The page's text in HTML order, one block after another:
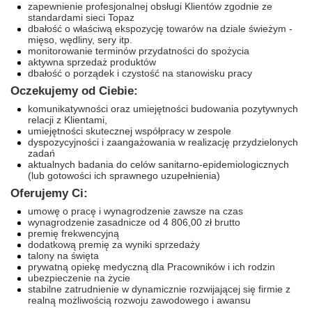
zapewnienie profesjonalnej obsługi Klientów zgodnie ze
standardami sieci Topaz
dbałość o właściwą ekspozycję towarów na dziale świeżym -
mięso, wędliny, sery itp.
monitorowanie terminów przydatności do spożycia
aktywna sprzedaż produktów
dbałość o porządek i czystość na stanowisku pracy
Oczekujemy od Ciebie:
komunikatywności oraz umiejętności budowania pozytywnych
relacji z Klientami,
umiejętności skutecznej współpracy w zespole
dyspozycyjności i zaangażowania w realizację przydzielonych
zadań
aktualnych badania do celów sanitarno-epidemiologicznych
(lub gotowości ich sprawnego uzupełnienia)
Oferujemy Ci:
umowę o pracę i wynagrodzenie zawsze na czas
wynagrodzenie zasadnicze od 4 806,00 zł brutto
premię frekwencyjną
dodatkową premię za wyniki sprzedaży
talony na święta
prywatną opiekę medyczną dla Pracowników i ich rodzin
ubezpieczenie na życie
stabilne zatrudnienie w dynamicznie rozwijającej się firmie z
realną możliwością rozwoju zawodowego i awansu